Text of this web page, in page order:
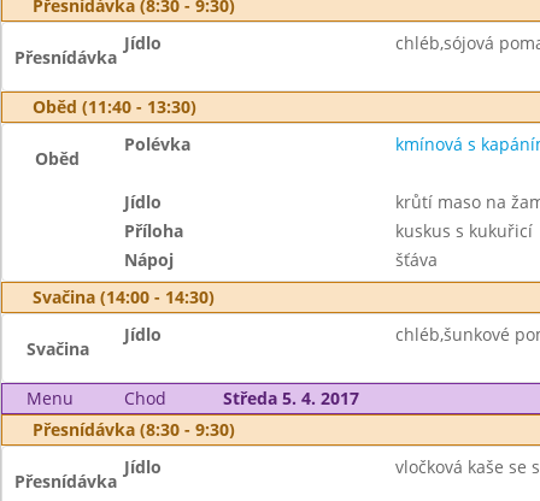
Přesnídávka (8:30 - 9:30)
Přesnídávka
Jídlo chléb,sójová
Oběd (11:40 - 13:30)
Oběd
Polévka kmínová s
Jídlo
krůtí maso na
Příloha
kuskus s kukuřicí
Nápoj
šťáva
Svačina (14:00 - 14:30)
Svačina
Jídlo chléb,šunkové
Menu Chod
Středa 5. 4. 2017
Přesnídávka (8:30 - 9:30)
Přesnídávka
Jídlo vločková kaše se